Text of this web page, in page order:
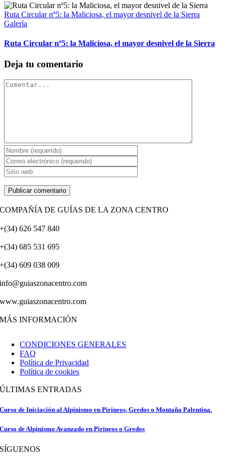
Ruta Circular nº5: la Maliciosa, el mayor desnivel de la Sierra
Galería
Ruta Circular nº5: la Maliciosa, el mayor desnivel de la Sierra
Deja tu comentario
Comentario
COMPAÑÍA DE GUÍAS DE LA ZONA CENTRO
+(34) 626 547 840
+(34) 685 531 695
+(34) 609 038 009
info@guiaszonacentro.com
www.guiaszonacentro.com
MÁS INFORMACIÓN
CONDICIONES GENERALES
FAQ
Política de Privacidad
Política de cookies
ÚLTIMAS ENTRADAS
Curso de Iniciación al Alpinismo en Pirineos, Gredos o Montaña Palentina.
Curso de Alpinismo Avanzado en Pirineos o Gredos
SÍGUENOS